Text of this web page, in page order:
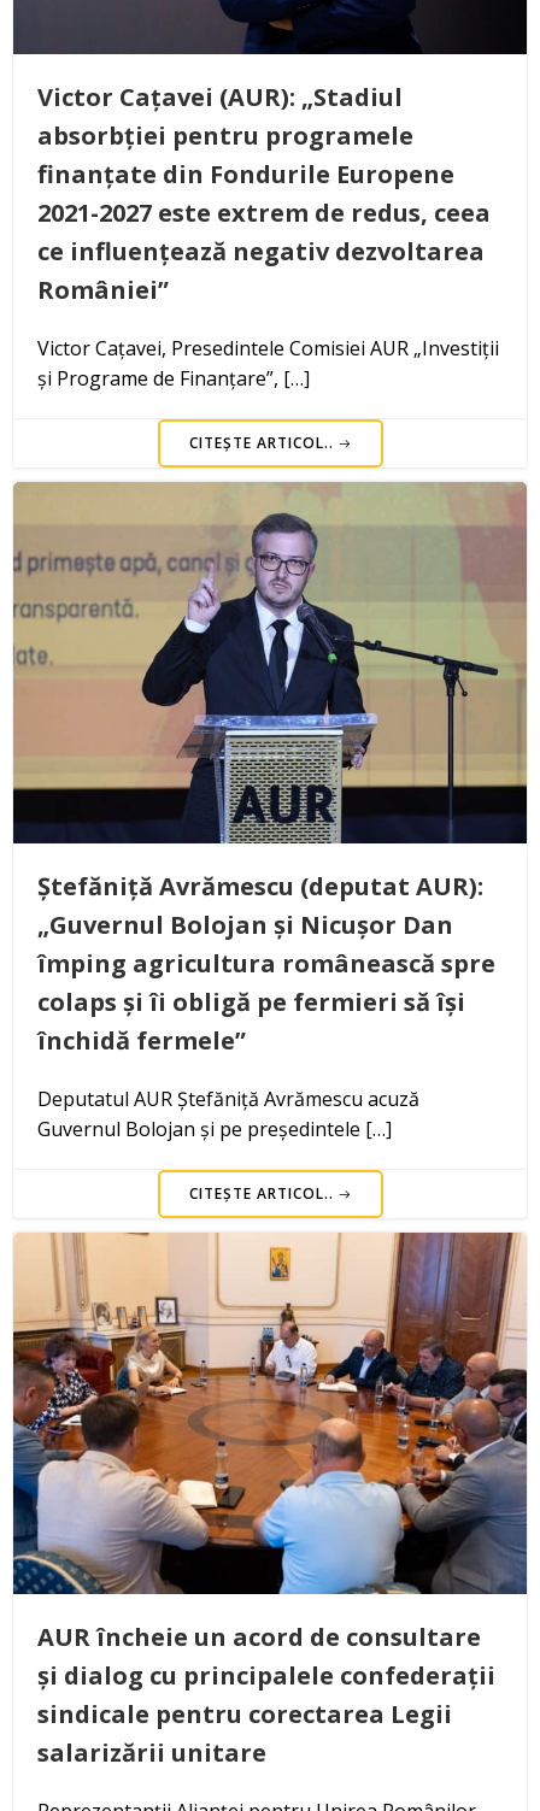
Victor Cațavei (AUR): „Stadiul
absorbției pentru programele
finanțate din Fondurile Europene
2021-2027 este extrem de redus, ceea
ce influențează negativ dezvoltarea
României”
Victor Cațavei, Presedintele Comisiei AUR „Investiții
și Programe de Finanțare”, […]
CITEȘTE ARTICOL..
Ștefăniță Avrămescu (deputat AUR):
„Guvernul Bolojan și Nicușor Dan
împing agricultura românească spre
colaps și îi obligă pe fermieri să își
închidă fermele”
Deputatul AUR Ștefăniță Avrămescu acuză
Guvernul Bolojan și pe președintele […]
CITEȘTE ARTICOL..
AUR încheie un acord de consultare
și dialog cu principalele confederații
sindicale pentru corectarea Legii
salarizării unitare